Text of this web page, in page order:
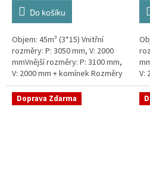
Do košíku
Objem: 45m³ (3*15) Vnitřní
rozměry: P: 3050 mm, V: 2000
mmVnější rozměry: P: 3100 mm,
V: 2000 mm + komínek Rozměry
nádrže možno jakkoliv upravit -
vyrobíme nádrž na...
V:
Doprava Zdarma